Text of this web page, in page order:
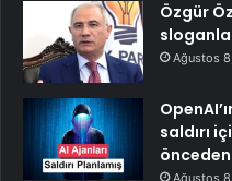
Özgür
Ağustos
saldırı
Ağustos